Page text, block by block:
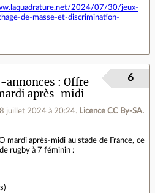
2024/07/30/jeux-
de-masse-et-discrimination-
annonces
Offre
après-midi
juillet 2024 à 20:24. Licence CC By‑SA.
6
mardi après-midi au stade de France, ce
rugby à 7 féminin :